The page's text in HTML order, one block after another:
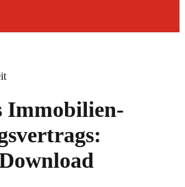
Immobilien-